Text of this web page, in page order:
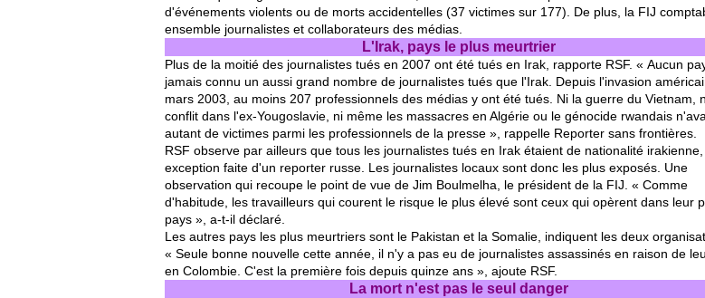
d'événements violents ou de morts accidentelles (37 victimes sur 177). De plus, la FIJ
ensemble journalistes et collaborateurs des médias.
L'Irak, pays le plus meurtrier
Plus de la moitié des journalistes tués en 2007 ont été tués en Irak, rapporte RSF. « Aucun
jamais connu un aussi grand nombre de journalistes tués que l'Irak. Depuis l'invasion
mars 2003, au moins 207 professionnels des médias y ont été tués. Ni la guerre du Vietnam,
conflit dans l'ex-Yougoslavie, ni même les massacres en Algérie ou le génocide rwandais
autant de victimes parmi les professionnels de la presse », rappelle Reporter sans frontières.
RSF observe par ailleurs que tous les journalistes tués en Irak étaient de nationalité irakienne,
exception faite d'un reporter russe. Les journalistes locaux sont donc les plus exposés. Une
observation qui recoupe le point de vue de Jim Boulmelha, le président de la FIJ. « Comme
d'habitude, les travailleurs qui courent le risque le plus élevé sont ceux qui opèrent dans leur
pays », a-t-il déclaré.
Les autres pays les plus meurtriers sont le Pakistan et la Somalie, indiquent les deux
« Seule bonne nouvelle cette année, il n'y a pas eu de journalistes assassinés en raison de
en Colombie. C'est la première fois depuis quinze ans », ajoute RSF.
La mort n'est pas le seul danger